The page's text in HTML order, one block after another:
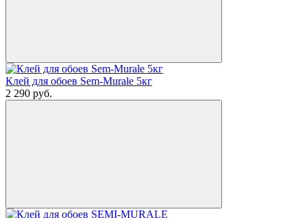
Клей для обоев Sem-Murale 5кг
2 290 руб.